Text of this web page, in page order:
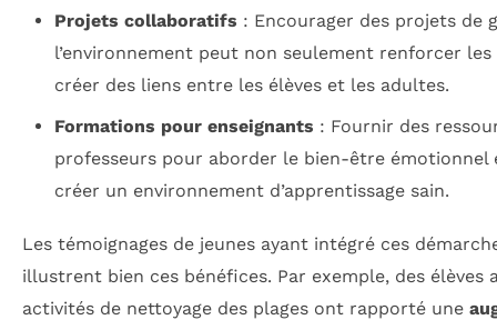
Projets collaboratifs : Encourager des projets de
l’environnement peut non seulement renforcer les
créer des liens entre les élèves et les adultes.
Formations pour enseignants : Fournir des
professeurs pour aborder le bien-être émotionnel
créer un environnement d’apprentissage sain.
Les témoignages de jeunes ayant intégré ces
illustrent bien ces bénéfices. Par exemple, des élèves
activités de nettoyage des plages ont rapporté une